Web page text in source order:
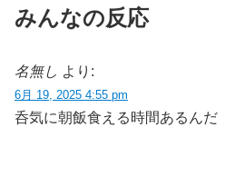
みんなの反応
名無し より:
6月 19, 2025 4:55 pm
呑気に朝飯食える時間あるんだ